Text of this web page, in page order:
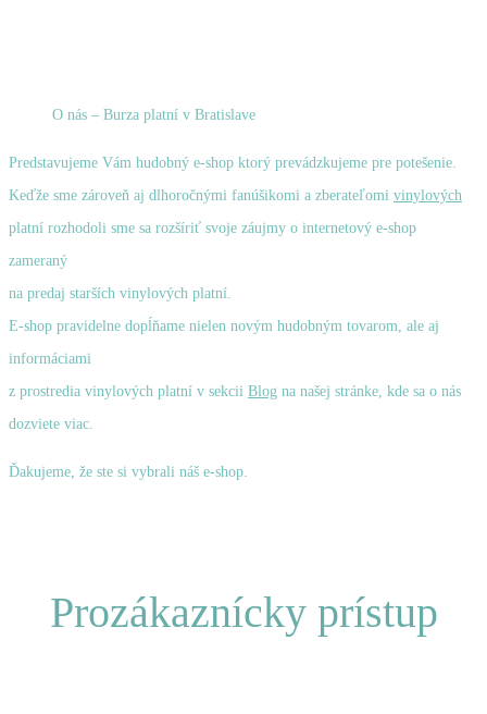
O nás – Burza platní v Bratislave
Predstavujeme Vám hudobný e-shop ktorý prevádzkujeme pre potešenie.
Keďže sme zároveň aj dlhoročnými fanúšikomi a zberateľomi vinylových
platní rozhodoli sme sa rozšíriť svoje záujmy o internetový e-shop
zameraný
na predaj starších vinylových platní.
E-shop pravidelne dopĺňame nielen novým hudobným tovarom, ale aj
informáciami
z prostredia vinylových platní v sekcii Blog na našej stránke, kde sa o nás
dozviete viac.
Ďakujeme, že ste si vybrali náš e-shop.
Prozákaznícky prístup